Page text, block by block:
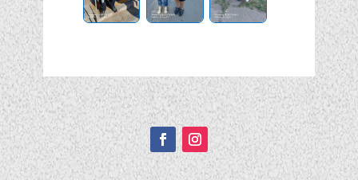
Подписывайтесь!